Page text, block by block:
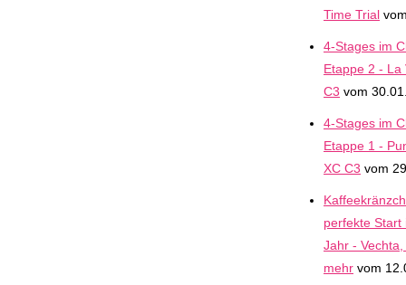
Time Trial
4-Stages im
Etappe 2 - La
C3 vom
4-Stages im
Etappe 1 -
XC C3 vom
perfekte Start
Jahr -
mehr vom